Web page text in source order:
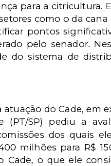
para a citricultura.
como o da cana
pontos
pelo senador.
do sistema de
do Cade, em
(PT/SP) pediu a
dos quais
milhões para R$
Cade, o que ele